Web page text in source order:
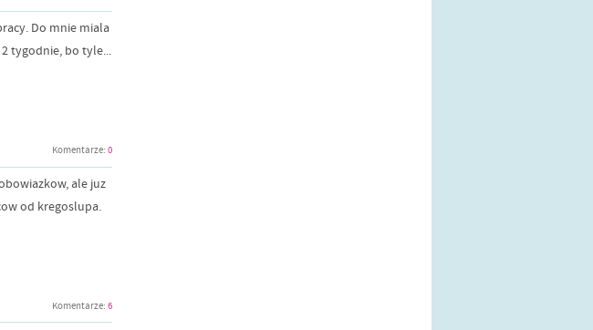
Do mnie miala
tygodnie, bo tyle...
Komentarze: 0
ale juz
od kregoslupa.
Komentarze: 6